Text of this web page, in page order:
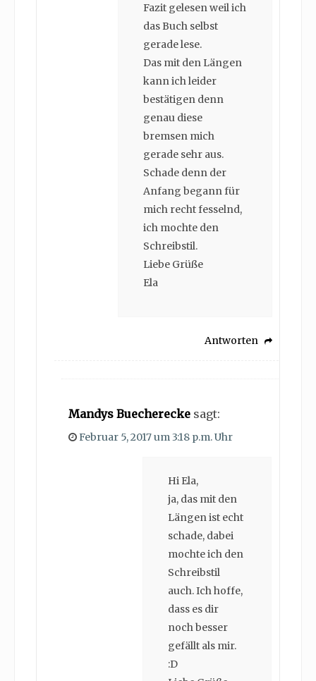
Fazit gelesen weil ich
das Buch selbst
gerade lese.
Das mit den Längen
kann ich leider
bestätigen denn
genau diese
bremsen mich
gerade sehr aus.
Schade denn der
Anfang begann für
mich recht fesselnd,
ich mochte den
Schreibstil.
Liebe Grüße
Ela
Antworten
Mandys Buecherecke sagt:
Februar 5, 2017 um 3:18 p.m. Uhr
Hi Ela,
ja, das mit den
Längen ist echt
schade, dabei
mochte ich den
Schreibstil
auch. Ich hoffe,
dass es dir
noch besser
gefällt als mir.
:D